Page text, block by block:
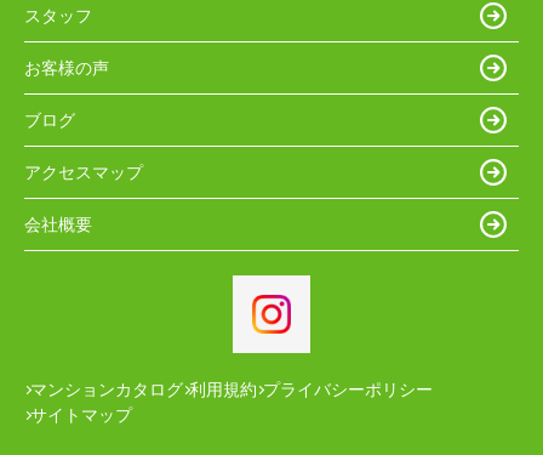
スタッフ
お客様の声
ブログ
アクセスマップ
会社概要
マンションカタログ 利用規約 プライバシーポリシー
サイトマップ